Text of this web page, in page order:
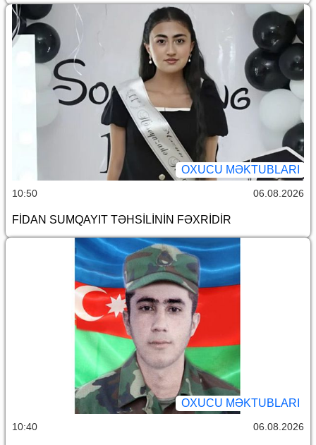
OXUCU MƏKTUBLARI
10:50 06.08.2026
FİDAN SUMQAYIT TƏHSİLİNİN FƏXRİDİR
OXUCU MƏKTUBLARI
10:40 06.08.2026